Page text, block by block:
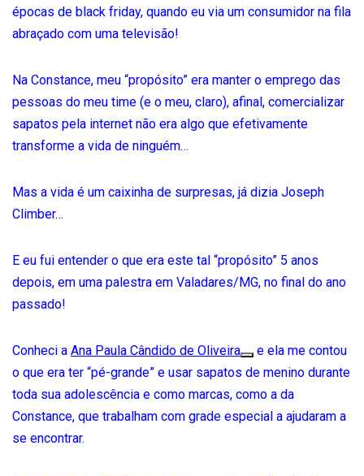
épocas de black friday, quando eu via um consumidor na fila
abraçado com uma televisão!
Na Constance, meu “propósito” era manter o emprego das
pessoas do meu time (e o meu, claro), afinal, comercializar
sapatos pela internet não era algo que efetivamente
transforme a vida de ninguém…
Mas a vida é um caixinha de surpresas, já dizia Joseph
Climber…
E eu fui entender o que era este tal “propósito” 5 anos
depois, em uma palestra em Valadares/MG, no final do ano
passado!
Conheci a Ana Paula Cândido de Oliveira
e ela me contou
o que era ter “pé-grande” e usar sapatos de menino durante
toda sua adolescência e como marcas, como a da
Constance, que trabalham com grade especial a ajudaram a
se encontrar.